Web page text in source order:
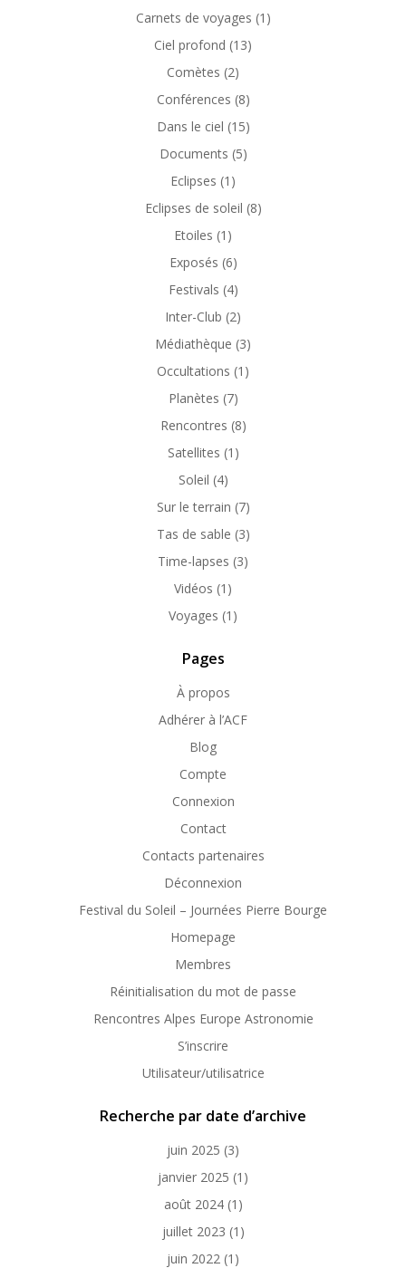
Carnets de voyages (1)
Ciel profond (13)
Comètes (2)
Conférences (8)
Dans le ciel (15)
Documents (5)
Eclipses (1)
Eclipses de soleil (8)
Etoiles (1)
Exposés (6)
Festivals (4)
Inter-Club (2)
Médiathèque (3)
Occultations (1)
Planètes (7)
Rencontres (8)
Satellites (1)
Soleil (4)
Sur le terrain (7)
Tas de sable (3)
Time-lapses (3)
Vidéos (1)
Voyages (1)
Pages
À propos
Adhérer à l’ACF
Blog
Compte
Connexion
Contact
Contacts partenaires
Déconnexion
Festival du Soleil – Journées Pierre Bourge
Homepage
Membres
Réinitialisation du mot de passe
Rencontres Alpes Europe Astronomie
S’inscrire
Utilisateur/utilisatrice
Recherche par date d’archive
juin 2025 (3)
janvier 2025 (1)
août 2024(1)
juillet 2023 (1)
juin 2022 (1)